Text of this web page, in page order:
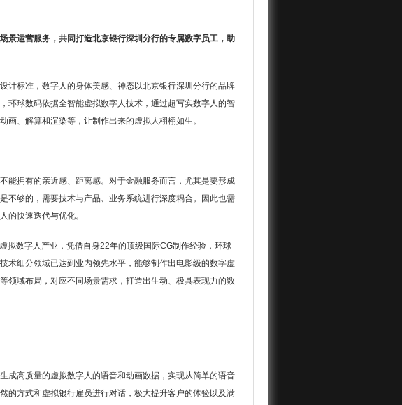
景运营服务，共同打造北京银行深圳分行的专属数字员工，助
计标准，数字人的身体美感、神态以北京银行深圳分行的品牌
环球数码依据全智能虚拟数字人技术，通过超写实数字人的智
、解算和渲染等，让制作出来的虚拟人栩栩如生。
能拥有的亲近感、距离感。对于金融服务而言，尤其是要形成
不够的，需要技术与产品、业务系统进行深度耦合。因此也需
的快速迭代与优化。
拟数字人产业，凭借自身22年的顶级国际CG制作经验，环球
术细分领域已达到业内领先水平，能够制作出电影级的数字虚
领域布局，对应不同场景需求，打造出生动、极具表现力的数
成高质量的虚拟数字人的语音和动画数据，实现从简单的语音
的方式和虚拟银行雇员进行对话，极大提升客户的体验以及满